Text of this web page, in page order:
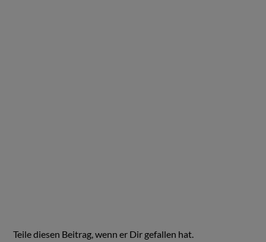
Teile diesen Beitrag, wenn er Dir gefallen hat.